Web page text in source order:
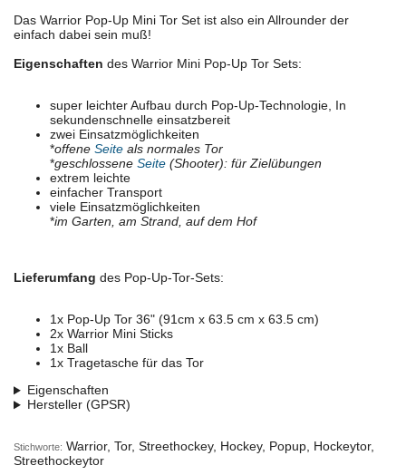
Das Warrior Pop-Up Mini Tor Set ist also ein Allrounder der
einfach dabei sein muß!
Eigenschaften des Warrior Mini Pop-Up Tor Sets:
super leichter Aufbau durch Pop-Up-Technologie, In
sekundenschnelle einsatzbereit
zwei Einsatzmöglichkeiten
*offene Seite als normales Tor
*geschlossene Seite (Shooter): für Zielübungen
extrem leichte
einfacher Transport
viele Einsatzmöglichkeiten
*im Garten, am Strand, auf dem Hof
Lieferumfang des Pop-Up-Tor-Sets:
1x Pop-Up Tor 36" (91cm x 63.5 cm x 63.5 cm)
2x Warrior Mini Sticks
1x Ball
1x Tragetasche für das Tor
Eigenschaften
Hersteller (GPSR)
Stichworte: Warrior, Tor, Streethockey, Hockey, Popup, Hockeytor,
Streethockeytor